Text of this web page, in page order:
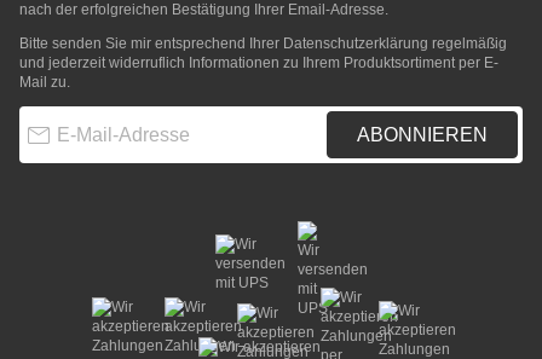
nach der erfolgreichen Bestätigung Ihrer Email-Adresse.
Bitte senden Sie mir entsprechend Ihrer Datenschutzerklärung regelmäßig
und jederzeit widerruflich Informationen zu Ihrem Produktsortiment per E-
Mail zu.
ABONNIEREN